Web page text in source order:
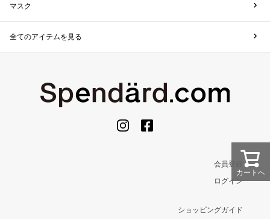
カートへ
マスク
全てのアイテムを見る
会員登録
ログイン
ショッピングガイド